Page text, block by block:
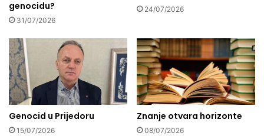
e
n
9
.
g
o
d
i
š
m
a
a
s
t
i
r
e
n
a
genocidu?
31/07/2026
24/07/2026
Genocid u Prijedoru
15/07/2026
Znanje otvara horizonte
08/07/2026